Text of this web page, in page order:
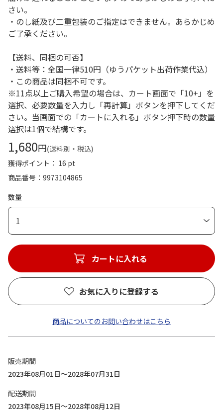
さい。
・のし紙及び二重包装のご指定はできません。あらかじめ
ご了承ください。
【送料、同梱の可否】
・送料等：全国一律510円（ゆうパケット出荷作業代込）
・この商品は同梱不可です。
※11点以上ご購入希望の場合は、カート画面で「10+」を
選択、必要数量を入力し「再計算」ボタンを押下してくだ
さい。当画面での「カートに入れる」ボタン押下時の数量
選択は1個で結構です。
1,680円(送料別・税込)
獲得ポイント： 16 pt
商品番号
9973104865
数量
1
カートに入れる
お気に入りに登録する
商品についてのお問い合わせはこちら
販売期間
2023年08月01日～2028年07月31日
配送期間
2023年08月15日～2028年08月12日